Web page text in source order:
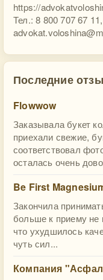
https://
Тел.: 8 800 707 67
Последние
Flowwow
Заказывала букет
приехали свежие,
соответствовал
осталась очень
Be First
Закончила
больше к приему не
что ухудшилось
чуть сил...
Компания